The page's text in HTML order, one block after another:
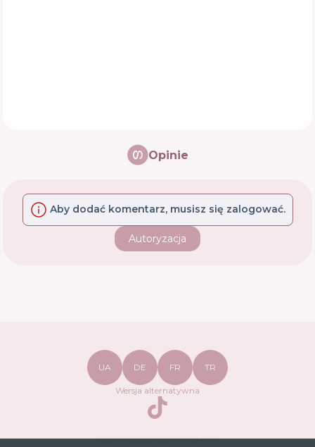
Opinie
Aby dodać komentarz, musisz się zalogować.
Autoryzacja
UA DE FR TR
Wersja alternatywna
TikTok
safetymakeupua@gmail.com